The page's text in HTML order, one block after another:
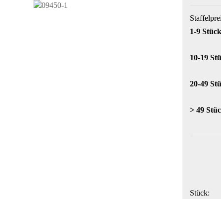
1-9 Stück
10-19
20-49
> 49
Stück: